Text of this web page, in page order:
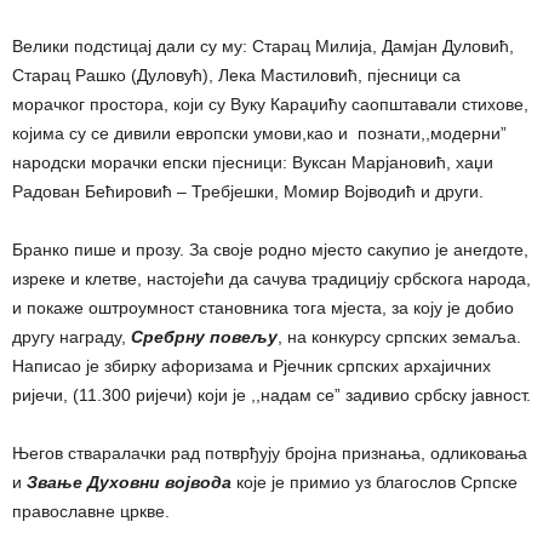
Велики подстицај дали су му: Старац Милија, Дамјан Дуловић,
Старац Рашко (Дуловућ), Лека Мастиловић, пјесници са
морачког простора, који су Вуку Караџићу саопштавали стихове,
којима су се дивили европски умови,као и познати,,модерни”
народски морачки епски пјесници: Вуксан Марјановић, хаџи
Радован Бећировић – Требјешки, Момир Војводић и други.
Бранко пише и прозу. За своје родно мјесто сакупио је анегдоте,
изреке и клетве, настојећи да сачува традицију србскога народа,
и покаже оштроумност становника тога мјеста, за коју је добио
другу награду, Сребрну повељу, на конкурсу српских земаља.
Написао је збирку афоризама и Рјечник српских архајичних
ријечи, (11.300 ријечи) који је ,,надам се” задивио србску јавност.
Његов стваралачки рад потврђују бројна признања, одликовања
и Звање Духовни војвода које је примио уз благослов Српске
православне цркве.